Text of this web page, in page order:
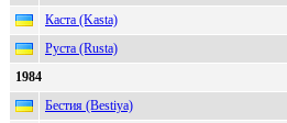
Каста (Kasta)
Руста (Rusta)
1984
Бестия (Bestiya)